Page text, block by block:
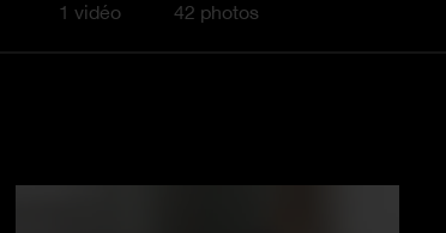
1 vidéo 42 photos